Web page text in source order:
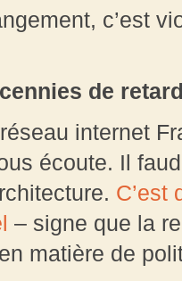
c’est
de
internet
écoute. Il
C’est
– signe que la
matière de